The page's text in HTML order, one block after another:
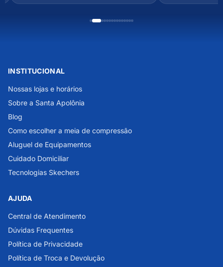
INSTITUCIONAL
Nossas lojas e horários
Sobre a Santa Apolônia
Blog
Como escolher a meia de compressão
Aluguel de Equipamentos
Cuidado Domiciliar
Tecnologias Skechers
AJUDA
Central de Atendimento
Dúvidas Frequentes
Política de Privacidade
Política de Troca e Devolução